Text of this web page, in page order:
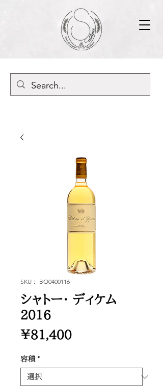
SKU： BO0400116
シャトー・ ディケム
2016
￥81,400価
容積 *